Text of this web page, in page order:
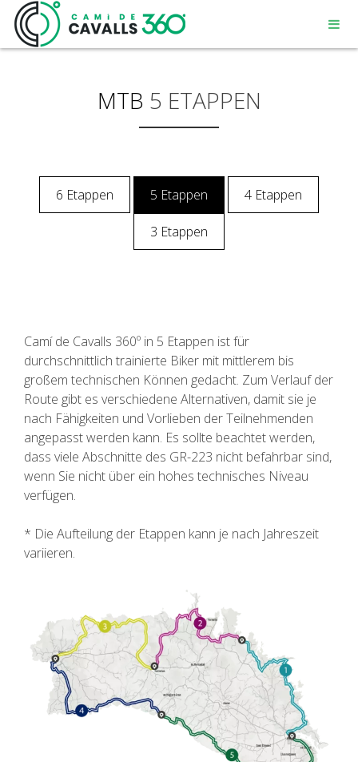
WANDERN
13 ETAPPEN
10 ETAPPEN
7 ETAPPEN
6 ETAPPEN
STAGE SELECTIONS
MTB
MTB 5 ETAPPEN
6 Etappen 5 Etappen 4 Etappen
3 Etappen
Camí de Cavalls 360º in 5 Etappen ist für
durchschnittlich trainierte Biker mit mittlerem bis
großem technischen Können gedacht. Zum Verlauf der
Route gibt es verschiedene Alternativen, damit sie je
nach Fähigkeiten und Vorlieben der Teilnehmenden
angepasst werden kann. Es sollte beachtet werden,
dass viele Abschnitte des GR-223 nicht befahrbar sind,
wenn Sie nicht über ein hohes technisches Niveau
verfügen.
* Die Aufteilung der Etappen kann je nach Jahreszeit
variieren.